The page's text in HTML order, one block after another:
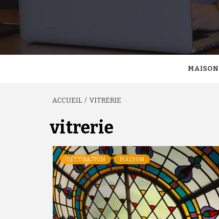
MAISON
ACCUEIL VITRERIE
vitrerie
DÉCORATION MAISON